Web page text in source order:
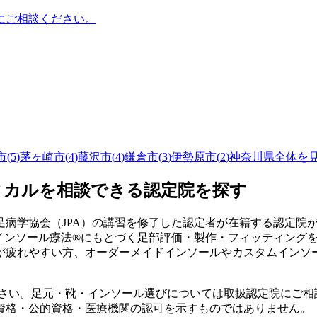
相談ください。
(5)茅ヶ崎市(4)藤沢市(4)鎌倉市(3)伊勢原市(2)神奈川県全体を
ルを相談できる認定院を探す
学協会（JPA）の講習を修了した認定者が在籍する認定院
ソール療法®にもとづく足部評価・製作・フィッティング
れやすい方、オーダーメイドインソールやカスタムイン
。足元・靴・インソール選びについては取扱認定院にご
・公的資格・医療機関の認可を示すものではありません。